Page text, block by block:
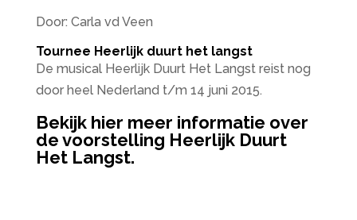
Door: Carla vd Veen
Tournee Heerlijk duurt het langst
De musical Heerlijk Duurt Het Langst reist nog
door heel Nederland t/m 14 juni 2015.
Bekijk hier meer informatie over
de voorstelling Heerlijk Duurt
Het Langst.